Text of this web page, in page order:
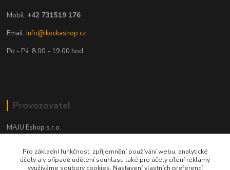
Mobil: +42 731519 176
Email:info@ikockashop.cz
Po - Pá 8:00 - 19:00 hod
Provozovatel
MAJU Eshop s.r.o.
702 00 Ostrava
Pro základní funkčnost, zpříjemnění používání webu, analytické
účely a v případě udělení souhlasu také pro účely cílení reklamy
využíváme soubory cookies. Nastavení vlastních preferencí